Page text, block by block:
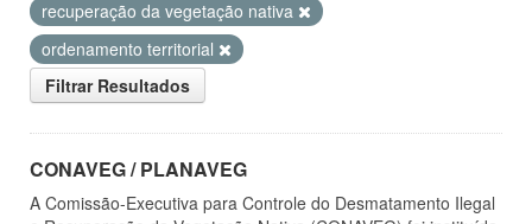
recuperação da vegetação nativa
ordenamento territorial
Filtrar Resultados
CONAVEG / PLANAVEG
A Comissão-Executiva para Controle do Desmatamento Ilegal